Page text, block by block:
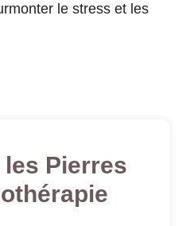
le stress et les
Pierres